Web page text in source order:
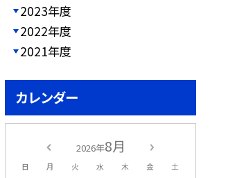
2023年度
2022年度
2021年度
カレンダー
2026年8月
日 月 火 水 木 金 土